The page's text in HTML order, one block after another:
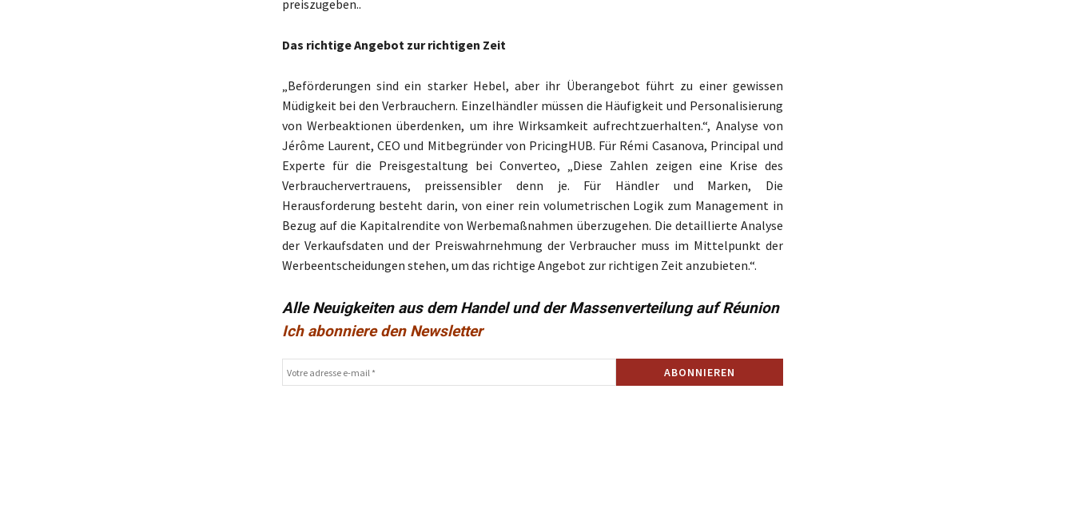
preiszugeben..
Das richtige Angebot zur richtigen Zeit
„Beförderungen sind ein starker Hebel, aber ihr Überangebot führt zu einer gewissen
Müdigkeit bei den Verbrauchern. Einzelhändler müssen die Häufigkeit und Personalisierung
von Werbeaktionen überdenken, um ihre Wirksamkeit aufrechtzuerhalten.“, Analyse von
Jérôme Laurent, CEO und Mitbegründer von PricingHUB. Für Rémi Casanova, Principal und
Experte für die Preisgestaltung bei Converteo, „Diese Zahlen zeigen eine Krise des
Verbrauchervertrauens, preissensibler denn je. Für Händler und Marken, Die
Herausforderung besteht darin, von einer rein volumetrischen Logik zum Management in
Bezug auf die Kapitalrendite von Werbemaßnahmen überzugehen. Die detaillierte Analyse
der Verkaufsdaten und der Preiswahrnehmung der Verbraucher muss im Mittelpunkt der
Werbeentscheidungen stehen, um das richtige Angebot zur richtigen Zeit anzubieten.“.
Alle Neuigkeiten aus dem Handel und der Massenverteilung auf Réunion
Ich abonniere den Newsletter